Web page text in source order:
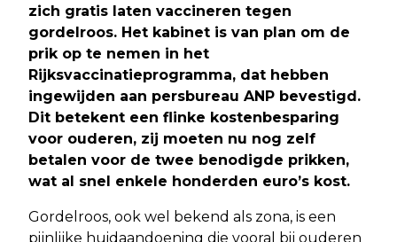
zich gratis laten vaccineren tegen
gordelroos. Het kabinet is van plan om de
prik op te nemen in het
Rijksvaccinatieprogramma, dat hebben
ingewijden aan persbureau ANP bevestigd.
Dit betekent een flinke kostenbesparing
voor ouderen, zij moeten nu nog zelf
betalen voor de twee benodigde prikken,
wat al snel enkele honderden euro’s kost.
Gordelroos, ook wel bekend als zona, is een
pijnlijke huidaandoening die vooral bij ouderen